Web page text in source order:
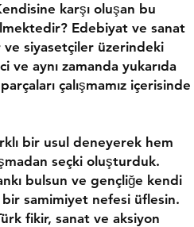
karşı oluşan bu
Edebiyat ve sanat
ve siyasetçiler üzerindeki
aynı zamanda yukarıda
çalışmamız içerisinde
bir usul deneyerek hem
seçki oluşturduk.
bulsun ve gençliğe kendi
samimiyet nefesi üflesin.
fikir, sanat ve aksiyon